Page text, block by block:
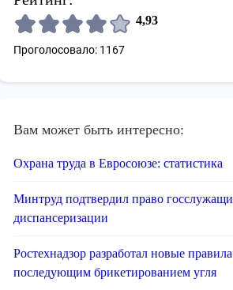
4,93
Проголосовало: 1167
Вам может быть интересно:
Охрана труда в Евросоюзе: статистика
Минтруд подтвердил право
диспансеризации
Ростехнадзор разработал новые
последующим брикетированием угля